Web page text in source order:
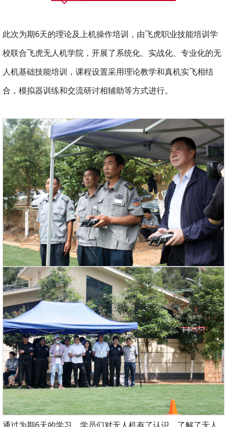
此次为期6天的理论及上机操作培训，由飞虎职业技能培训学
校联合飞虎无人机学院，开展了系统化、实战化、专业化的无
人机基础技能培训，课程设置采用理论教学和真机实飞相结
合，模拟器训练和交流研讨相辅助等方式进行。